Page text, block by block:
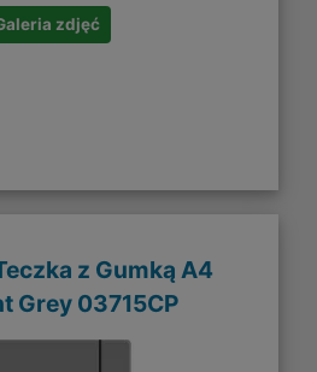
zdjęć
z Gumką A4
Grey 03715CP